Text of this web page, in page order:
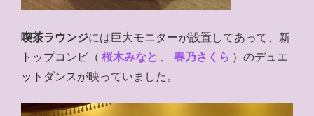
喫茶ラウンジには巨大モニターが設置してあって、新
トップコンビ（ 桜木みなと 、 春乃さくら ）のデュエ
ットダンスが映っていました。